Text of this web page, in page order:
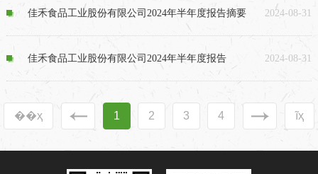
2024-08-31
佳禾食品工业股份有限公司2024年半年度报告摘要
2024-08-31
佳禾食品工业股份有限公司2024年半年度报告
��ҳ 1 2 3 4 ĩҳ